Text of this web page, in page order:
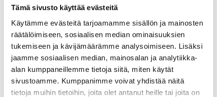
Tämä sivusto käyttää evästeitä
Käytämme evästeitä tarjoamamme sisällön ja mainosten
räätälöimiseen, sosiaalisen median ominaisuuksien
tukemiseen ja kävijämäärämme analysoimiseen. Lisäksi
jaamme sosiaalisen median, mainosalan ja analytiikka-
alan kumppaneillemme tietoja siitä, miten käytät
sivustoamme. Kumppanimme voivat yhdistää näitä
tietoja muihin tietoihin, joita olet antanut heille tai joita on
keskeiseksi, jopa kriittiseksi toimenpiteeksi jo hankkeen
ymmärrystä erityisesti scope 3 -päästöistä ja
tunnistettiin merkittävimmät päästövähennyskohteet.
Tämä loi datapohjaisen perustan liiketoiminnan
kehittämiselle kohti vähähiilisyyttä ja kiertotaloutta sekä
auttoi näkemään negatiiviset vaikutukset uusina
liiketoimintamahdollisuuksina.